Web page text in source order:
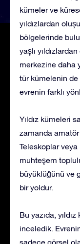
kümeler ve
yıldızlardan
bölgelerinde
yaşlı
merkezine daha
tür kümelenin de
evrenin farklı
Yıldız kümeleri
zamanda
Teleskoplar
muhteşem
büyüklüğünü ve
bir yoldur.
Bu yazıda,
inceledik.
sadece görsel